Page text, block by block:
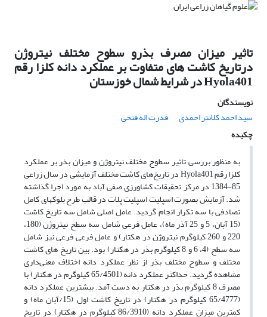
تاثیر میزان مصرف بذرو سطوح مختلف نیتروژن
درتاریخ کاشت های متفاوت بر عملکرد دانه کلزا رقم
Hyola401 در شرایط شمال خوزستان
نویسندگان
سید احمد کلانتر احمدی
قدرت اله فتحی
چکیده
به منظور بررسی تاثیر سطوح مختلف نیتروژن و میزان بذر بر عملکرد
کلزا رقم Hyola401 در تاریخ‌های کاشت مختلف آزمایشی در سال زراعی
85-1384 در مرکز تحقیقات کشاورزی صفی آباد به مورد اجرا گذاشته
شد. آزمایش بصورت اسپلیت اسپلیت پلات در قالب طرح بلوکهای کامل
تصادفی با سه تکرار انجام گردید. عامل اصلی شامل سه تاریخ کاشت
(15 آبان، 5 و 25 آذر ماه)، عامل فرعی شامل سه سطح نیتروژن (180،
220 و 260 کیلوگرم نیتروژن در هکتار) و عامل فرعی فرعی نیز شامل
سه سطح (4، 6 و 8 کیلوگرم بذر در هکتار) بود. بین تاریخ های کاشت
مختلف و سطوح مختلف بذر از نظر عملکرد دانه اختلاف معنی‌داری
مشاهده گردید. حداکثر عملکرد دانه (65/4501 کیلوگرم در هکتار) با
مصرف 8 کیلوگرم بذر در هکتار به دست آمد. بیشترین عملکرد دانه
(65/4777 کیلوگرم در هکتار) در تاریخ کاشت اول (15/آبان ماه) و
کمترین میزان عملکرد دانه (86/3910 کیلوگرم در هکتار) در تاریخ